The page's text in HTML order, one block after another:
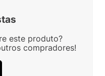
este produto?
compradores!